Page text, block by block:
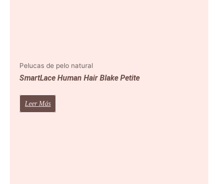
Pelucas de pelo natural
SmartLace Human Hair Blake Petite
Leer Más